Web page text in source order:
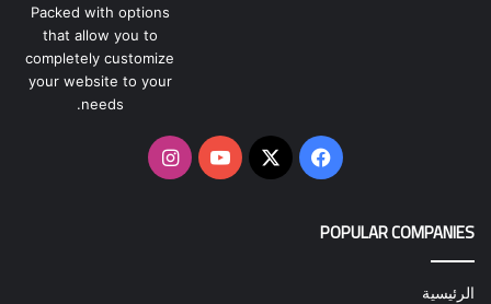
Packed with options
that allow you to
completely customize
your website to your
needs.
فيسبوك
‫X
‫YouTubeانستقرام
POPULAR COMPANIES
الرئيسية